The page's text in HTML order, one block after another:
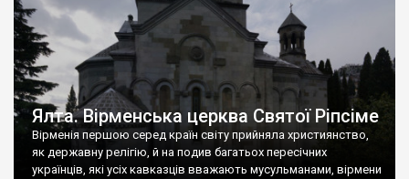
Ялта. Вірменська церква Святої Ріпсіме
Вірменія першою серед країн світу прийняла християнство,
як державну релігію, й на подив багатьох пересічних
українців, які усіх кавказців вважають мусульманами, вірмени